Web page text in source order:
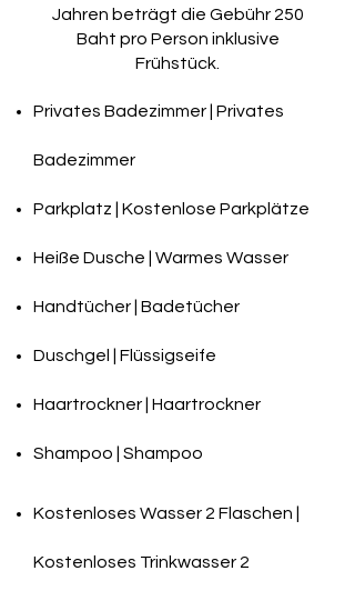
Jahren beträgt die Gebühr 250
Baht pro Person inklusive
Frühstück.
Privates Badezimmer | Privates
Badezimmer
Parkplatz | Kostenlose Parkplätze
Heiße Dusche | Warmes Wasser
Handtücher | Badetücher
Duschgel | Flüssigseife
Haartrockner | Haartrockner
Shampoo | Shampoo
Kostenloses Wasser 2 Flaschen |
Kostenloses Trinkwasser 2